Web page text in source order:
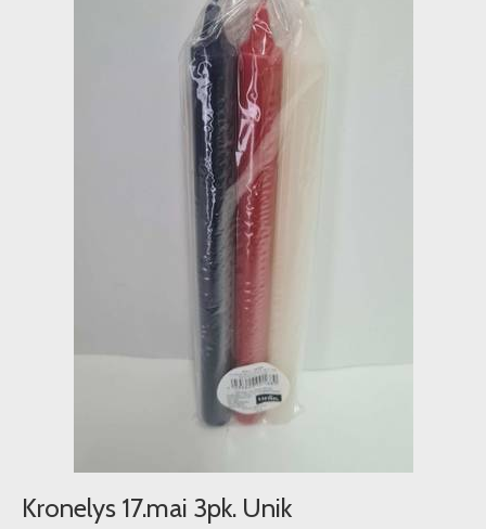
Kronelys 17.mai 3pk. Unik